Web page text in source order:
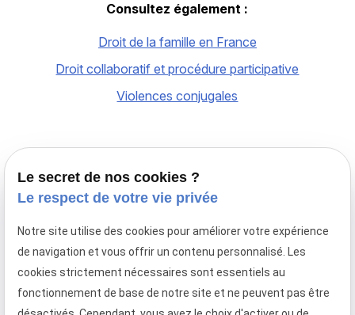
Consultez également :
Droit de la famille en France
Droit collaboratif et procédure participative
Violences conjugales
Avocat en droit de la famille à Paris,
le cabinet Maître Laurence MAYER intervient en
France et en droit familial international.
Le secret de nos cookies ?
Le respect de votre vie privée
Notre site utilise des cookies pour améliorer votre expérience
de navigation et vous offrir un contenu personnalisé. Les
cookies strictement nécessaires sont essentiels au
fonctionnement de base de notre site et ne peuvent pas être